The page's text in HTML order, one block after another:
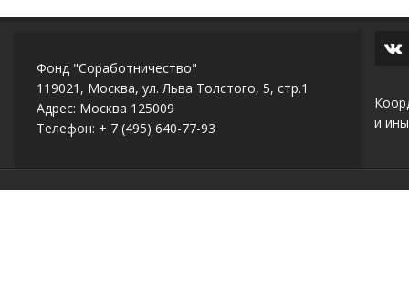
Фонд "Соработничество"
119021, Москва, ул. Льва Толстого, 5, стр.1
Адрес: Москва 125009
Телефон: + 7 (495) 640-77-93
и